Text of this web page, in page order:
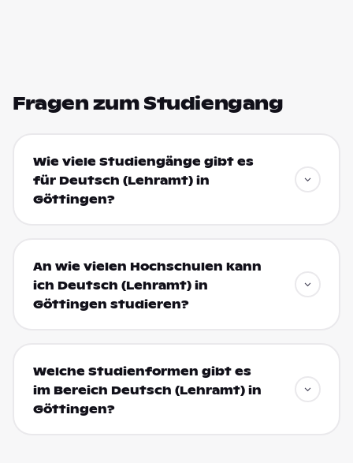
Fragen zum Studiengang
Wie viele Studiengänge gibt es
für Deutsch (Lehramt) in
Göttingen?
An wie vielen Hochschulen kann
ich Deutsch (Lehramt) in
Göttingen studieren?
Welche Studienformen gibt es
im Bereich Deutsch (Lehramt) in
Göttingen?